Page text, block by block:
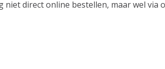
niet direct online bestellen, maar wel via